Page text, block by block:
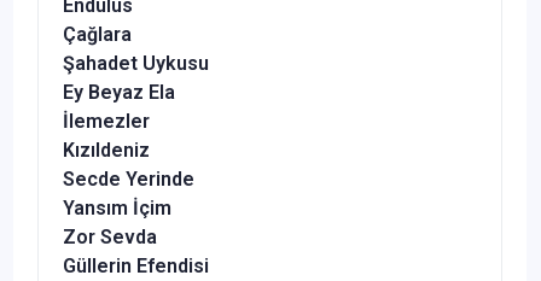
Endülüs
Çağlara
Şahadet Uykusu
Ey Beyaz Ela
İlemezler
Kızıldeniz
Secde Yerinde
Yansım İçim
Zor Sevda
Güllerin Efendisi